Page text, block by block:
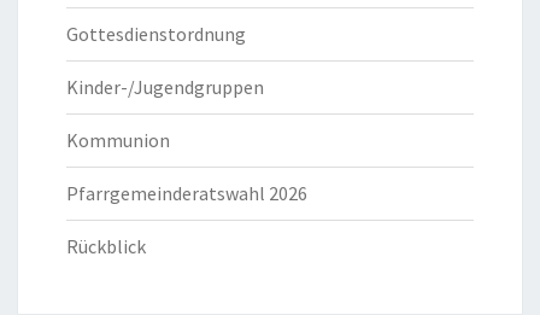
Gottesdienstordnung
Kinder-/Jugendgruppen
Kommunion
Pfarrgemeinderatswahl 2026
Rückblick